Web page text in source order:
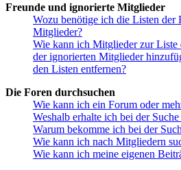
Freunde und ignorierte Mitglieder
Wozu benötige ich die Listen der
Mitglieder?
Wie kann ich Mitglieder zur Liste
der ignorierten Mitglieder
den Listen entfernen?
Die Foren durchsuchen
Wie kann ich ein Forum oder
Weshalb erhalte ich bei der
Warum bekomme ich bei der
Wie kann ich nach Mitgliedern
Wie kann ich meine eigenen